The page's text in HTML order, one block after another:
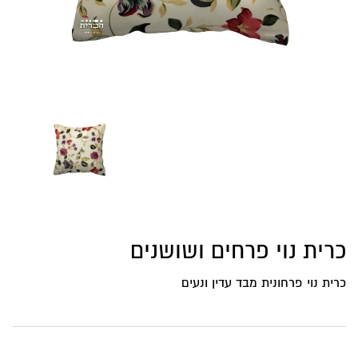
כרית נוי פרחים ושושנים
כרית נוי פרחונית מבד עדין ונעים